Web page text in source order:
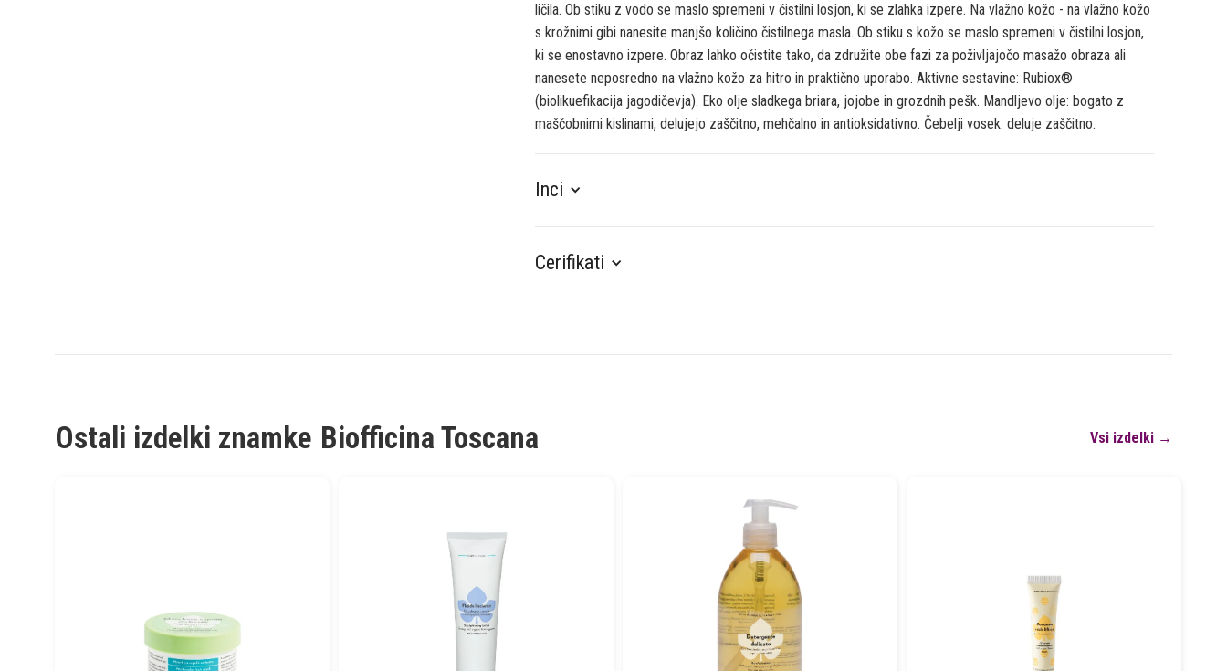
ličila. Ob stiku z vodo se maslo spremeni v čistilni losjon, ki se zlahka izpere. Na vlažno kožo - na vlažno kožo
s krožnimi gibi nanesite manjšo količino čistilnega masla. Ob stiku s kožo se maslo spremeni v čistilni losjon,
ki se enostavno izpere. Obraz lahko očistite tako, da združite obe fazi za poživljajočo masažo obraza ali
nanesete neposredno na vlažno kožo za hitro in praktično uporabo. Aktivne sestavine: Rubiox®
(biolikuefikacija jagodičevja). Eko olje sladkega briara, jojobe in grozdnih pešk. Mandljevo olje: bogato z
maščobnimi kislinami, delujejo zaščitno, mehčalno in antioksidativno. Čebelji vosek: deluje zaščitno.
Inci
Cerifikati
Ostali izdelki znamke Biofficina Toscana Vsi izdelki →